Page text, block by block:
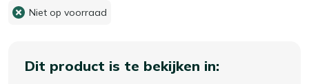
Niet op voorraad
Dit product is te bekijken in: